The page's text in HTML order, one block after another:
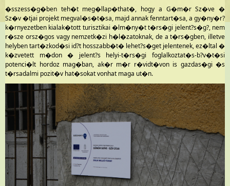
�sszess�g�ben teh�t meg�llap�that�, hogy a G�m�r Sz�ve �
Sz�v �tjai projekt megval�s�t�sa, majd annak fenntart�sa, a gy�ny�r?
k�rnyezetben kialak�tott turisztikai �lm�ny�t t�rs�gi jelent?s�g?, nem
r�sze orsz�gos vagy nemzetk�zi h�l�zatoknak, de a t�rs�gben, illetve
helyben tart�zkod�si id?t hosszabb�t� lehet?s�get jelentenek, ez�ltal �
k�zvetett m�don � jelent?s helyi-t�rs�gi foglalkoztat�s-b?v�t�si
potenci�lt hordoz mag�ban, ak�r m�r r�vidt�von is gazdas�gi �s
t�rsadalmi pozit�v hat�sokat vonhat maga ut�n.